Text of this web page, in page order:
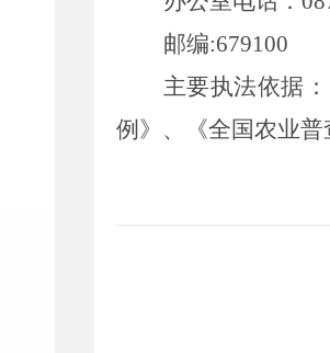
邮编:679100
主要执法依据：
例》、《全国农业